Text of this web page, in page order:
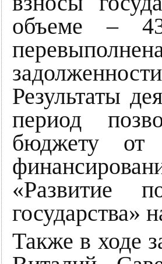
объеме –
Результаты
период
бюджету от
«Развитие
государства»
Также в ходе